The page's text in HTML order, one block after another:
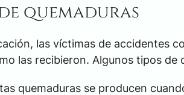
quemaduras
las víctimas de accidentes
las recibieron. Algunos tipos de
quemaduras se producen